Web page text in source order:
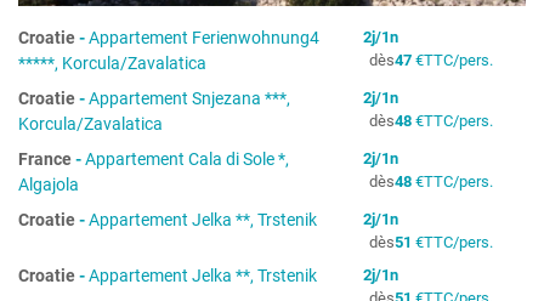
Croatie-Appartement Ferienwohnung4
*****, Korcula/Zavalatica
2j/1n
dès47€TTC/pers.
Croatie-Appartement Snjezana ***,
Korcula/Zavalatica
2j/1n
dès48€TTC/pers.
France-Appartement Cala di Sole *,
Algajola
2j/1n
dès48€TTC/pers.
Croatie-Appartement Jelka **, Trstenik 2j/1n
dès51 €TTC/pers.
Croatie-Appartement Jelka **, Trstenik 2j/1n